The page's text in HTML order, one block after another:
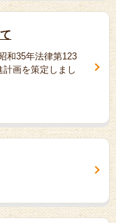
和35年法律第123
画を策定しまし